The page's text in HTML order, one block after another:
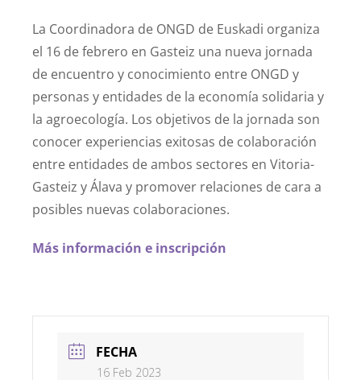
La Coordinadora de ONGD de Euskadi organiza
el 16 de febrero en Gasteiz una nueva jornada
de encuentro y conocimiento entre ONGD y
personas y entidades de la economía solidaria y
la agroecología. Los objetivos de la jornada son
conocer experiencias exitosas de colaboración
entre entidades de ambos sectores en Vitoria-
Gasteiz y Álava y promover relaciones de cara a
posibles nuevas colaboraciones.
Más información e inscripción
FECHA
16 Feb 2023